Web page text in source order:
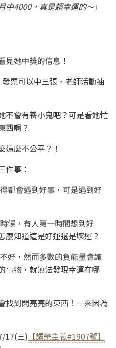
中4000，真是超幸運的～」
見她中獎的信息！
票可以中三張、老師活動抽
不會有養小鬼吧？可是看她忙
西啊？
麼不公平？！
件事：
都會遇到好事，可是遇到好
候，有人第一時間想到好
麼知道這是好運還是壞運？
好，然而多數的負能量會讓
事物，就無法發現幸運在哪
找到閃亮亮的東西！一來因為
17(三) 【讀樂主義#1907號】